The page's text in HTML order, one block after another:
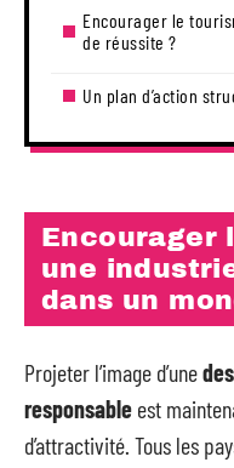
Encourager le
de réussite ?
Un plan d’action
Encourager
une
dans un
Projeter l’image d’une
responsable est
d’attractivité. Tous les